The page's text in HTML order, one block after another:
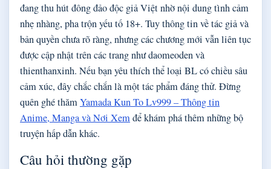
đang thu hút đông đảo độc giả Việt nhờ nội dung tình cảm
nhẹ nhàng, pha trộn yếu tố 18+. Tuy thông tin về tác giả và
bản quyền chưa rõ ràng, nhưng các chương mới vẫn liên tục
được cập nhật trên các trang như daomeoden và
thienthanxinh. Nếu bạn yêu thích thể loại BL có chiều sâu
cảm xúc, đây chắc chắn là một tác phẩm đáng thử. Đừng
quên ghé thămYamada Kun To Lv999 – Thông tin
Anime, Manga và Nơi Xemđể khám phá thêm những bộ
truyện hấp dẫn khác.
Câu hỏi thường gặp